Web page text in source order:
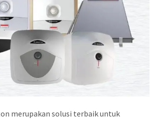
merupakan solusi terbaik untuk